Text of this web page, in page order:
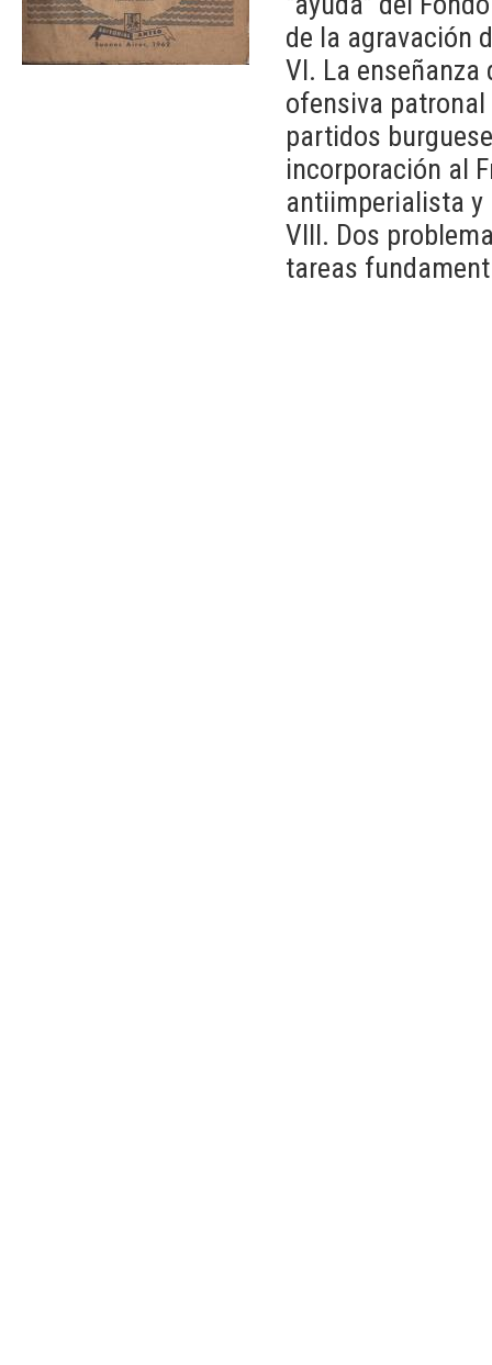
de la agravación
VI. La
ofensiva
partidos
incorporación al
antiimperialista
VIII. Dos
tareas